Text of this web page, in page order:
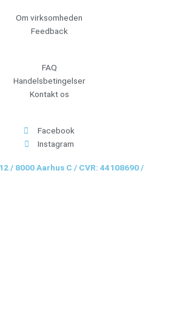
Om virksomheden
Feedback
FAQ
Handelsbetingelser
Kontakt os
Facebook
Instagram
/ 8000 Aarhus C / CVR: 44108690 /